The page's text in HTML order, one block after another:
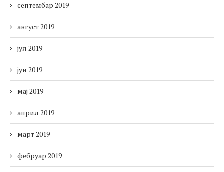
септембар 2019
август 2019
јул 2019
јун 2019
мај 2019
април 2019
март 2019
фебруар 2019